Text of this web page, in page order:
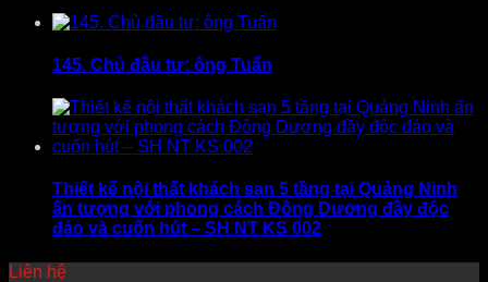
145. Chủ đầu tư: ông Tuấn
Thiết kế nội thất khách sạn 5 tầng tại Quảng Ninh
ấn tượng với phong cách Đông Dương đầy độc
đáo và cuốn hút – SH NT KS 002
Liên hệ